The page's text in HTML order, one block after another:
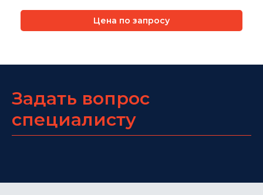
Цена по запросу
Задать вопрос
специалисту